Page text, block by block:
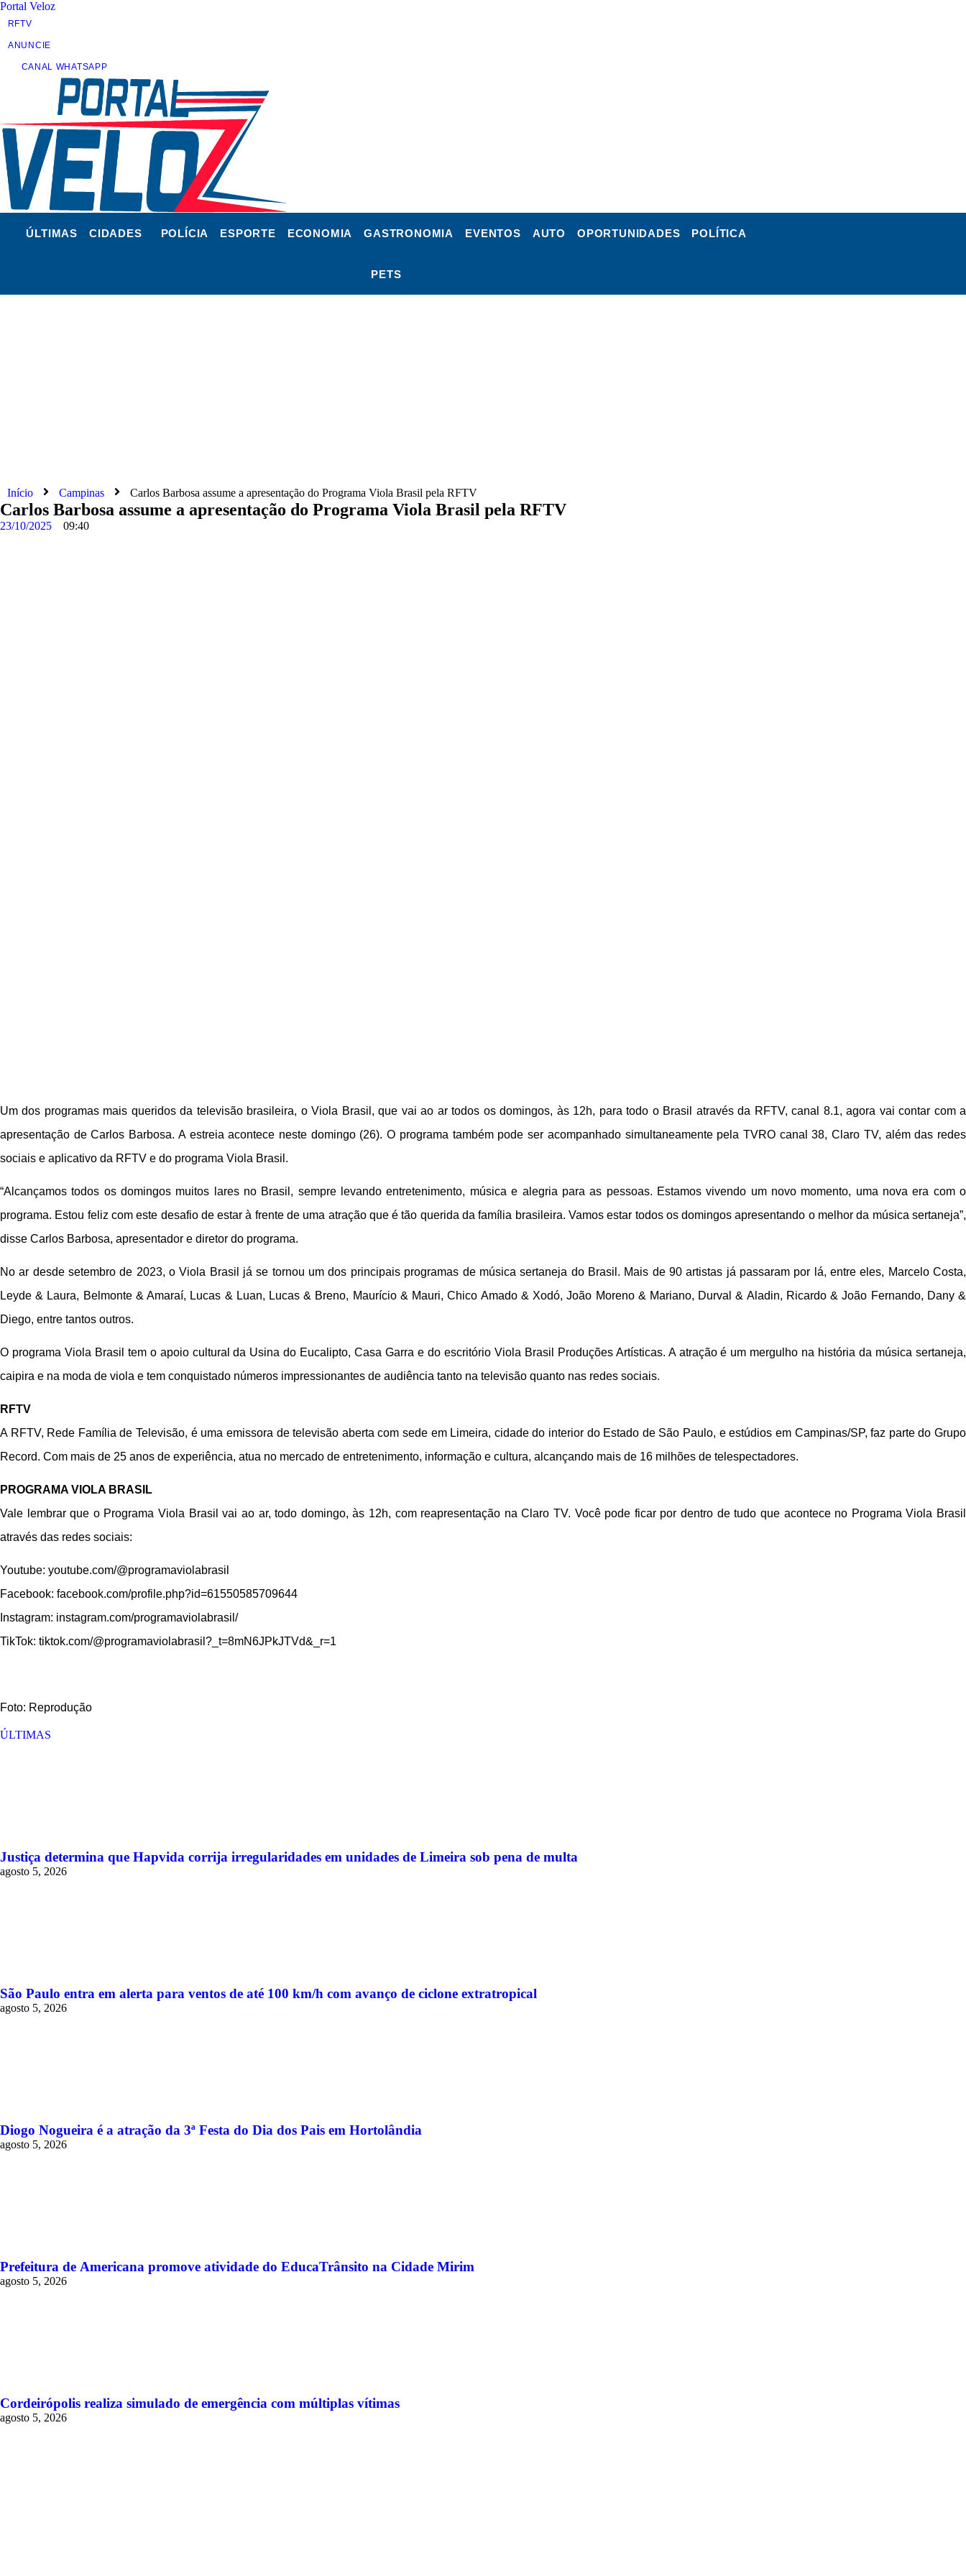
Portal Veloz
RFTV
ANUNCIE
CANAL WHATSAPP
ÚLTIMAS CIDADES POLÍCIA ESPORTE ECONOMIA GASTRONOMIA EVENTOS AUTO OPORTUNIDADES POLÍTICA
PETS
Início Campinas Carlos Barbosa assume a apresentação do Programa Viola Brasil pela RFTV
Carlos Barbosa assume a apresentação do Programa Viola Brasil pela RFTV
23/10/2025 09:40
Um dos programas mais queridos da televisão brasileira, o Viola Brasil, que vai ao ar todos os domingos, às 12h, para todo o Brasil através da RFTV, canal 8.1, agora vai contar com a
apresentação de Carlos Barbosa. A estreia acontece neste domingo (26). O programa também pode ser acompanhado simultaneamente pela TVRO canal 38, Claro TV, além das redes
sociais e aplicativo da RFTV e do programa Viola Brasil.
“Alcançamos todos os domingos muitos lares no Brasil, sempre levando entretenimento, música e alegria para as pessoas. Estamos vivendo um novo momento, uma nova era com o
programa. Estou feliz com este desafio de estar à frente de uma atração que é tão querida da família brasileira. Vamos estar todos os domingos apresentando o melhor da música sertaneja”,
disse Carlos Barbosa, apresentador e diretor do programa.
No ar desde setembro de 2023, o Viola Brasil já se tornou um dos principais programas de música sertaneja do Brasil. Mais de 90 artistas já passaram por lá, entre eles, Marcelo Costa,
Leyde & Laura, Belmonte & Amaraí, Lucas & Luan, Lucas & Breno, Maurício & Mauri, Chico Amado & Xodó, João Moreno & Mariano, Durval & Aladin, Ricardo & João Fernando, Dany &
Diego, entre tantos outros.
O programa Viola Brasil tem o apoio cultural da Usina do Eucalipto, Casa Garra e do escritório Viola Brasil Produções Artísticas. A atração é um mergulho na história da música sertaneja,
caipira e na moda de viola e tem conquistado números impressionantes de audiência tanto na televisão quanto nas redes sociais.
RFTV
A RFTV, Rede Família de Televisão, é uma emissora de televisão aberta com sede em Limeira, cidade do interior do Estado de São Paulo, e estúdios em Campinas/SP, faz parte do Grupo
Record. Com mais de 25 anos de experiência, atua no mercado de entretenimento, informação e cultura, alcançando mais de 16 milhões de telespectadores.
PROGRAMA VIOLA BRASIL
Vale lembrar que o Programa Viola Brasil vai ao ar, todo domingo, às 12h, com reapresentação na Claro TV. Você pode ficar por dentro de tudo que acontece no Programa Viola Brasil
através das redes sociais:
Youtube: youtube.com/@programaviolabrasil
Facebook: facebook.com/profile.php?id=61550585709644
Instagram: instagram.com/programaviolabrasil/
TikTok: tiktok.com/@programaviolabrasil?_t=8mN6JPkJTVd&_r=1
Foto: Reprodução
ÚLTIMAS
Justiça determina que Hapvida corrija irregularidades em unidades de Limeira sob pena de multa
agosto 5, 2026
São Paulo entra em alerta para ventos de até 100 km/h com avanço de ciclone extratropical
agosto 5, 2026
Diogo Nogueira é a atração da 3ª Festa do Dia dos Pais em Hortolândia
agosto 5, 2026
Prefeitura de Americana promove atividade do EducaTrânsito na Cidade Mirim
agosto 5, 2026
Cordeirópolis realiza simulado de emergência com múltiplas vítimas
agosto 5, 2026